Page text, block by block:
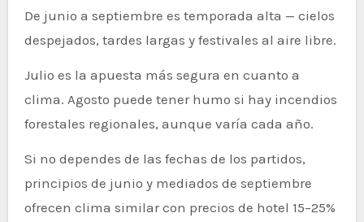
De junio a septiembre es temporada alta — cielos
despejados, tardes largas y festivales al aire libre.
Julio es la apuesta más segura en cuanto a
clima. Agosto puede tener humo si hay incendios
forestales regionales, aunque varía cada año.
Si no dependes de las fechas de los partidos,
principios de junio y mediados de septiembre
ofrecen clima similar con precios de hotel 15–25%